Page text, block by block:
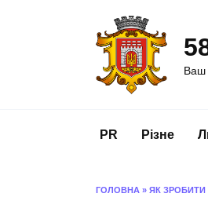
Ваш
PR Різне
ГОЛОВНА » ЯК ЗРОБИТИ